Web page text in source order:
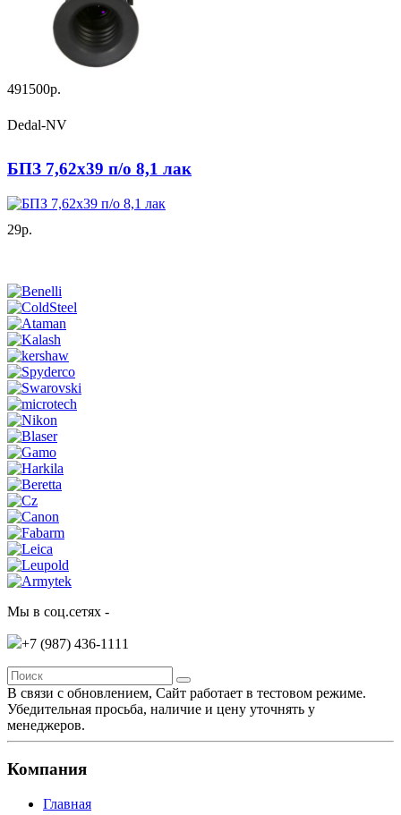
491500р.
Dedal-NV
БПЗ 7,62х39 п/о 8,1 лак
29р.
Мы в соц.сетях -
+7 (987) 436-1111
В связи с обновлением, Сайт работает в тестовом режиме.
Убедительная просьба, наличие и цену уточнять у
менеджеров.
Компания
Главная